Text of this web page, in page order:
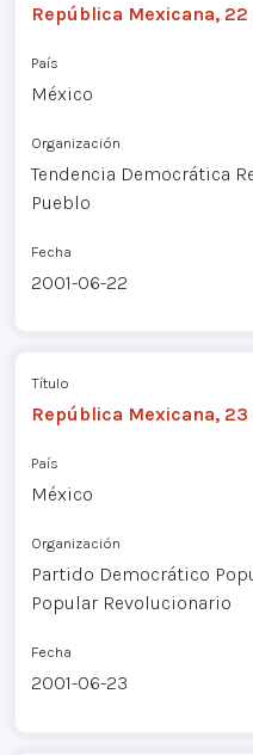
República Mexicana,
País
México
Organización
Tendencia Democrática
Pueblo
Fecha
2001-06-22
Título
República Mexicana,
País
México
Organización
Partido Democrático
Popular Revolucionario
Fecha
2001-06-23